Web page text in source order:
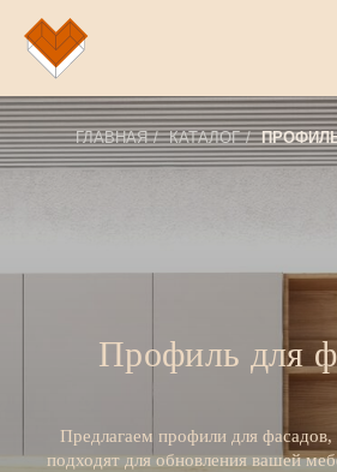
ГЛАВНАЯ / КАТАЛОГ /
Профиль для
Предлагаем профили для фасадов,
подходят для обновления вашей